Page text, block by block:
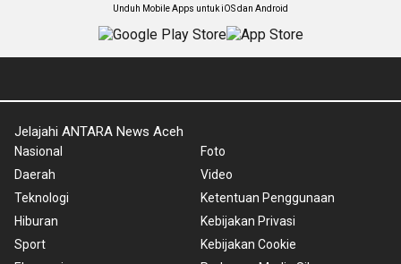
Unduh Mobile Apps untuk iOS dan Android
Jelajahi ANTARA News Aceh
Nasional
Daerah
Teknologi
Hiburan
Sport
Foto
Video
Ketentuan Penggunaan
Kebijakan Privasi
Kebijakan Cookie